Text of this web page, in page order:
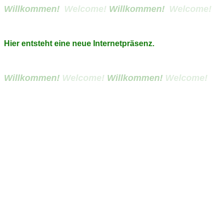
Willkommen! Welcome! Willkommen! Welcome!
Hier entsteht eine neue Internetpräsenz.
Willkommen! Welcome! Willkommen! Welcome!